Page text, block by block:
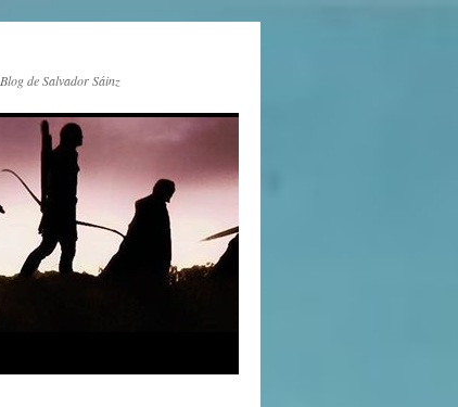
Blog de Salvador Sáinz